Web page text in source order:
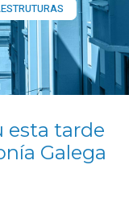
esta tarde
Galega